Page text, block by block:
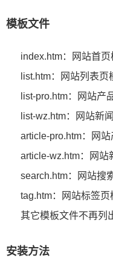
模板文件
index.htm：网站首
list.htm：网站列表页
list-pro.htm：网站产
list-wz.htm：网站新
article-pro.htm：网
article-wz.htm：网站
search.htm：网站搜
tag.htm：网站标签页
其它模板文件不再列
安装方法